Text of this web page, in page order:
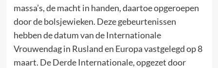
massa’s, de macht in handen, daartoe opgeroepen
door de bolsjewieken. Deze gebeurtenissen
hebben de datum van de Internationale
Vrouwendag in Rusland en Europa vastgelegd op 8
maart. De Derde Internationale, opgezet door